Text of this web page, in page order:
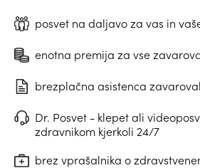
posvet na daljavo za vas in
enotna premija za vse
brezplačna asistenca
Dr. Posvet - klepet ali
zdravnikom kjerkoli 24/7
brez vprašalnika o